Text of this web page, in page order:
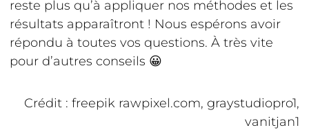
reste plus qu’à appliquer nos méthodes et les
résultats apparaîtront ! Nous espérons avoir
répondu à toutes vos questions. À très vite
pour d’autres conseils 😀
Crédit : freepik rawpixel.com, graystudiopro1,
vanitjan1